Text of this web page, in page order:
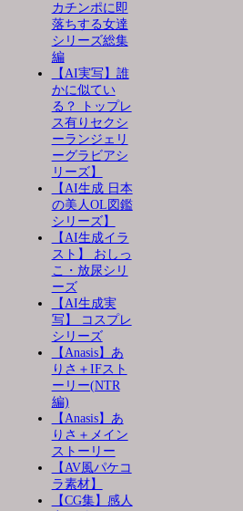
カチンポに即
落ちする女達
シリーズ総集
編
【AI実写】誰
かに似てい
る？ トップレ
ス有りセクシ
ーランジェリ
ーグラビアシ
リーズ】
【AI生成 日本
の美人OL図鑑
シリーズ】
【AI生成イラ
スト】 おしっ
こ・放尿シリ
ーズ
【AI生成実
写】 コスプレ
シリーズ
【Anasis】あ
りさ＋IFスト
ーリー(NTR
編)
【Anasis】あ
りさ＋メイン
ストーリー
【AV風パケコ
ラ素材】
【CG集】感人